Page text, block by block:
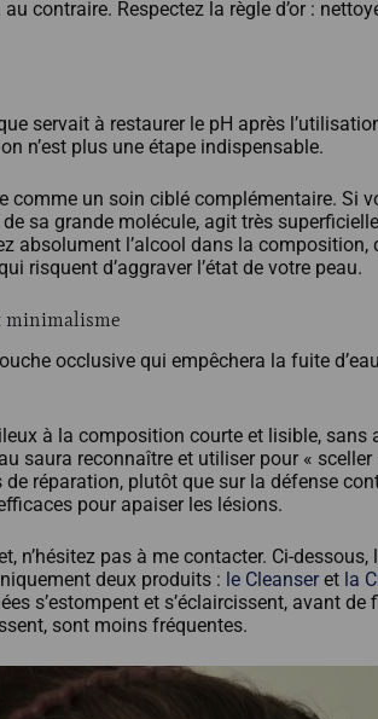
contraire. Respectez la règle d’or :
servait à restaurer le pH après
n’est plus une étape indispensable.
un soin ciblé complémentaire. Si
sa grande molécule, agit très
absolument l’alcool dans la
risquent d’aggraver l’état de votre peau.
minimalisme
occlusive qui empêchera la fuite
à la composition courte et lisible,
saura reconnaître et utiliser pour «
réparation, plutôt que sur la défense
pour apaiser les lésions.
n’hésitez pas à me contacter. Ci-
deux produits : le Cleanseret la
s’estompent et s’éclaircissent, avant
sont moins fréquentes.